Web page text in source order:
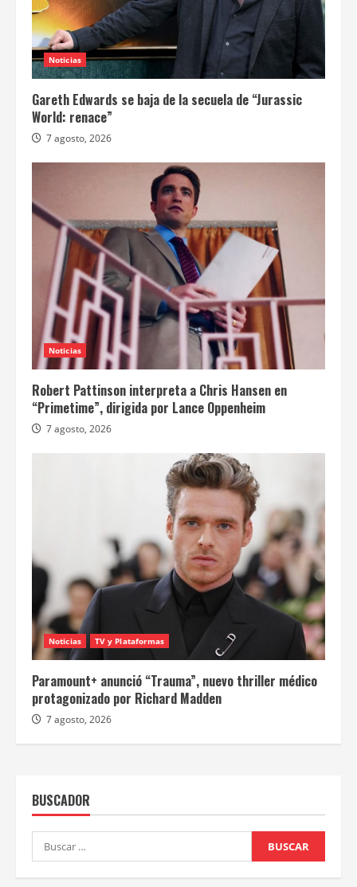
Noticias
Gareth Edwards se baja de la secuela de “Jurassic
World: renace”
7 agosto, 2026
Noticias
Robert Pattinson interpreta a Chris Hansen en
“Primetime”, dirigida por Lance Oppenheim
7 agosto, 2026
Noticias TV y Plataformas
Paramount+ anunció “Trauma”, nuevo thriller médico
protagonizado por Richard Madden
7 agosto, 2026
BUSCADOR
Buscar: